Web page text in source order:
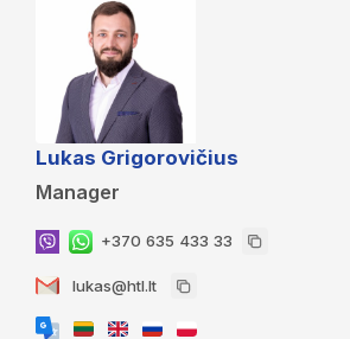
Lukas Grigorovičius
Manager
+370 635 433 33
lukas@htl.lt